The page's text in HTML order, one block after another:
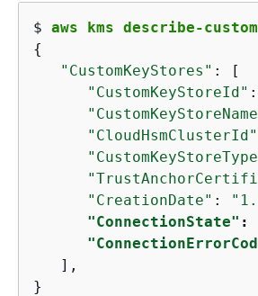
$ aws kms describe-
{
"CustomKeyStores" : [
"CustomKeyStoreId" :
"CloudHsmClusterId"
"CreationDate" :
"ConnectionState" :
   ],
}